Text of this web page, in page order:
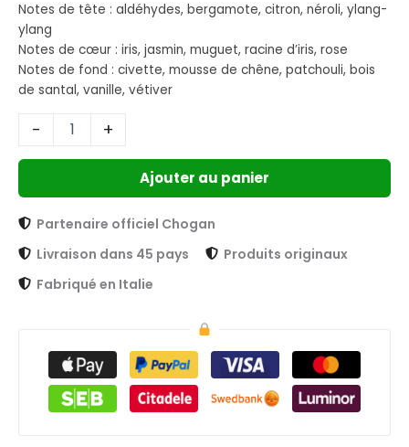
Notes de tête : aldéhydes, bergamote, citron, néroli, ylang-
ylang
Notes de cœur : iris, jasmin, muguet, racine d’iris, rose
Notes de fond : civette, mousse de chêne, patchouli, bois
de santal, vanille, vétiver
- +
Ajouter au panier
Partenaire officiel Chogan
Livraison dans 45 pays
Produits originaux
Fabriqué en Italie